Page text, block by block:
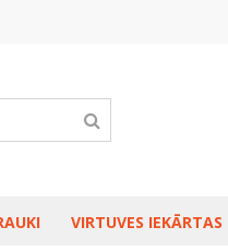
VIRTUVES